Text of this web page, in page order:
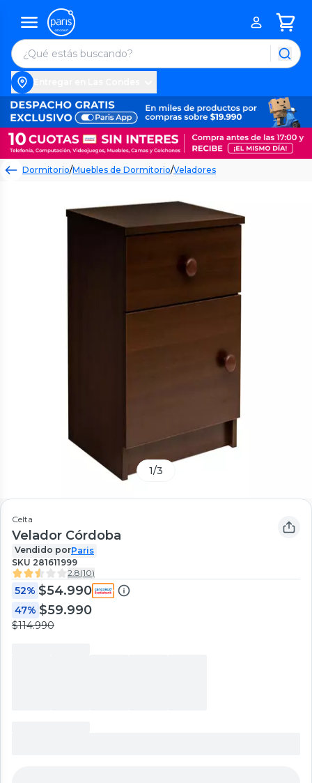
Dormitorio/Muebles de Dormitorio/Veladores
1/3
Celta
Velador Córdoba
Vendido porParis
SKU 281611999
2.8(10)
52% $54.990
47% $59.990
$114.990